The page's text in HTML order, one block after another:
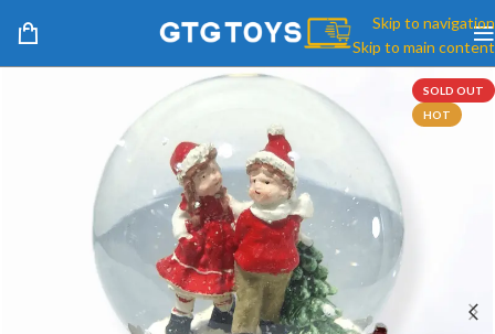
Skip to navigation
Skip to main content
SOLD OUT
HOT